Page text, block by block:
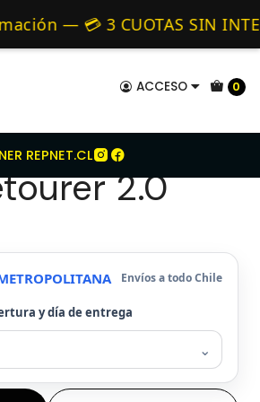
ACCESO 0
SIN INTERÉS
REPNET.CL
Citroen Spacetourer 2.0 2018-2024
a todo Chile
Para
2.0
Envíos a todo Chile
y día de entrega
⌄